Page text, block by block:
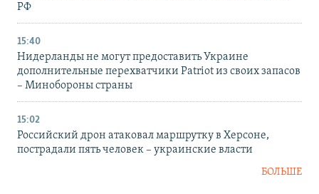
РФ
15:40
Нидерланды не могут предоставить Украине
дополнительные перехватчики Patriot из своих запасов
– Минобороны страны
15:02
Российский дрон атаковал маршрутку в Херсоне,
пострадали пять человек – украинские власти
БОЛЬШЕ